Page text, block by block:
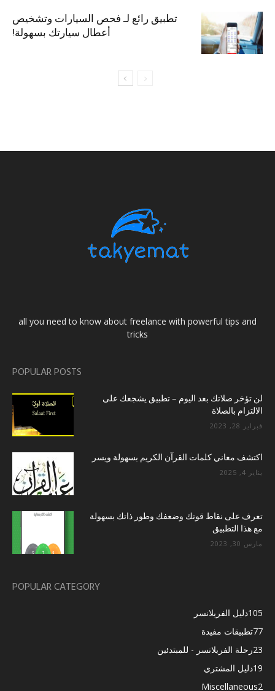
تطبيق رائع لـ فحص السيارات وتشخيص
أعطال سيارتك بسهولة!
all you need to know about freelance with powerful tips and
tricks
POPULAR POSTS
لن تؤخر صلاتك بعد اليوم – تطبيق يشجعك على
الالتزام بالصلاة
فبراير 28, 2023
اكتشف معاني كلمات القرآن الكريم بسهولة ويسر
يناير 4, 2025
تعرف على نقاط قوتك وضعفك وطور ذاتك بسهولة
مع هذا التطبيق
مارس 30, 2023
POPULAR CATEGORY
دليل الفريلانسر105
تطبيقات مفيدة77
رحلة الفريلانسر - للمبتدئين23
دليل المشتري19
Miscellaneous2